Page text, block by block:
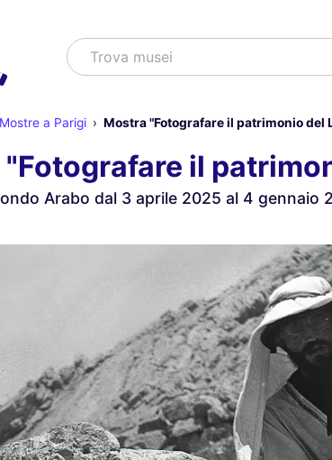
Cercare
Trova s
Mostre a Parigi Mostra "Fotografare il patrimonio del
il
Arabo dal 3 aprile 2025 al 4 gennaio